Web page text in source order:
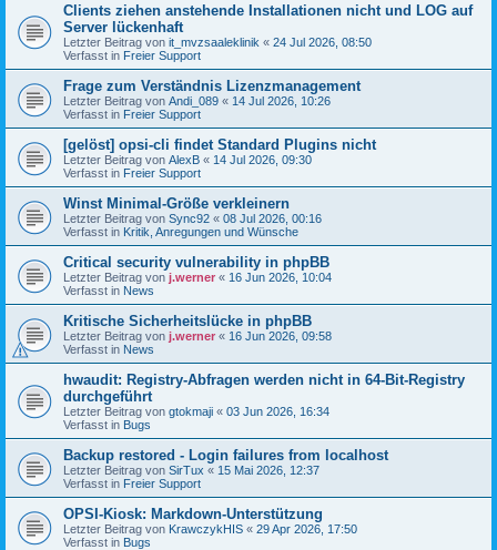
Clients ziehen anstehende Installationen nicht und LOG auf
Server lückenhaft
Letzter Beitrag von it_mvzsaaleklinik « 24 Jul 2026, 08:50
Verfasst in Freier Support
Frage zum Verständnis Lizenzmanagement
Letzter Beitrag von Andi_089 « 14 Jul 2026, 10:26
Verfasst in Freier Support
[gelöst] opsi-cli findet Standard Plugins nicht
Letzter Beitrag von AlexB « 14 Jul 2026, 09:30
Verfasst in Freier Support
Winst Minimal-Größe verkleinern
Letzter Beitrag von Sync92 « 08 Jul 2026, 00:16
Verfasst in Kritik, Anregungen und Wünsche
Critical security vulnerability in phpBB
Letzter Beitrag von j.werner « 16 Jun 2026, 10:04
Verfasst in News
Kritische Sicherheitslücke in phpBB
Letzter Beitrag von j.werner « 16 Jun 2026, 09:58
Verfasst in News
hwaudit: Registry-Abfragen werden nicht in 64-Bit-Registry
durchgeführt
Letzter Beitrag von gtokmaji « 03 Jun 2026, 16:34
Verfasst in Bugs
Backup restored - Login failures from localhost
Letzter Beitrag von SirTux « 15 Mai 2026, 12:37
Verfasst in Freier Support
OPSI-Kiosk: Markdown-Unterstützung
Letzter Beitrag von KrawczykHIS « 29 Apr 2026, 17:50
Verfasst in Bugs